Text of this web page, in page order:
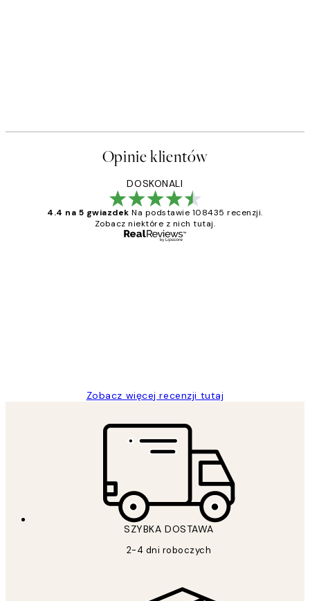
Opinie klientów
DOSKONALI
4.4 na 5 gwiazdek Na podstawie 108435 recenzji.
Zobacz niektóre z nich tutaj.
Zobacz więcej recenzji tutaj
SZYBKA DOSTAWA
2-4 dni roboczych